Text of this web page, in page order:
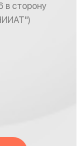
в сторону